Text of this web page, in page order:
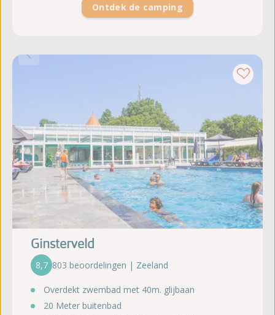
Ontdek de camping
Ginsterveld
8,7 803 beoordelingen | Zeeland
Overdekt zwembad met 40m. glijbaan
20 Meter buitenbad